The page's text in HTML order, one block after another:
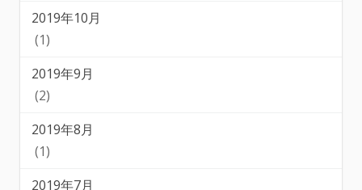
2019年10月
(1)
2019年9月
(2)
2019年8月
(1)
2019年7月